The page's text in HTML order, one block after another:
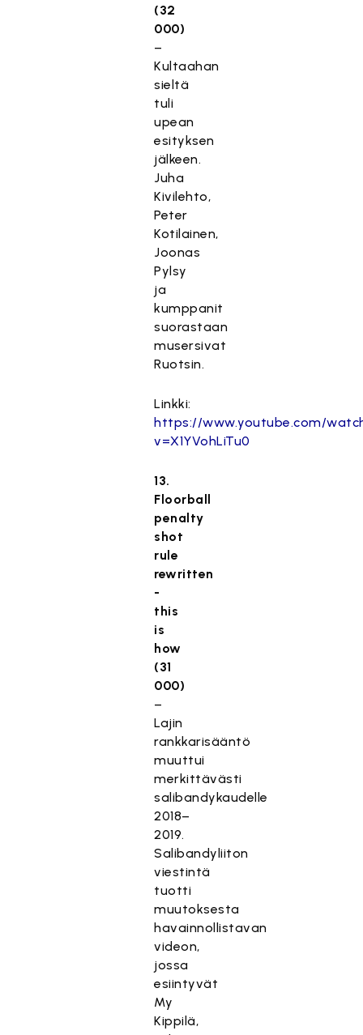
(32
000)
–
Kultaahan
sieltä
tuli
upean
esityksen
jälkeen.
Juha
Kivilehto,
Peter
Kotilainen,
Joonas
Pylsy
ja
kumppanit
suorastaan
musersivat
Ruotsin.
Linkki:
https://www.youtube.com/
v=X1YVohLiTu0
13.
Floorball
penalty
shot
rule
rewritten
-
this
is
how
(31
000)
–
Lajin
rankkarisääntö
muuttui
merkittävästi
salibandykaudelle
2018–
2019.
Salibandyliiton
viestintä
tuotti
muutoksesta
havainnollistavan
videon,
jossa
esiintyvät
My
Kippilä,